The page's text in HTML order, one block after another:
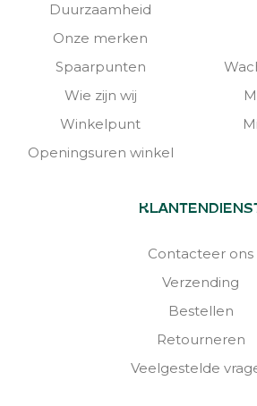
Duurzaamheid
Onze merken
Spaarpunten
Wie zijn wij
Winkelpunt
Openingsuren winkel
Contacteer ons
Verzending
Bestellen
Retourneren
Veelgestelde